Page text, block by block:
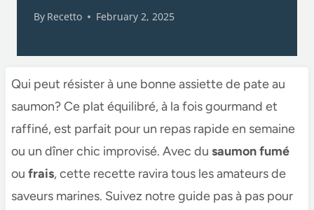
By Recetto February 2, 2025
Qui peut résister à une bonne assiette de pate au
saumon​​​? Ce plat équilibré, à la fois gourmand et
raffiné, est parfait pour un repas rapide en semaine
ou un dîner chic improvisé. Avec du saumon fumé
ou frais, cette recette ravira tous les amateurs de
saveurs marines. Suivez notre guide pas à pas pour